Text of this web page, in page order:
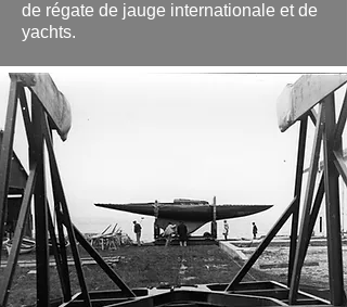
de régate de jauge internationale et de
yachts.
.